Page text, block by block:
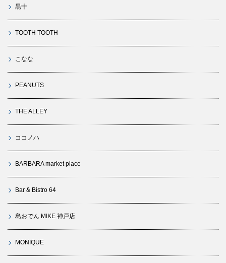
黒十
TOOTH TOOTH
こなな
PEANUTS
THE ALLEY
ココノハ
BARBARA market place
Bar & Bistro 64
島おでん MIKE 神戸店
MONIQUE